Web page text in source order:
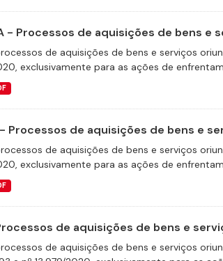
- Processos de aquisições de bens e
de aquisições de bens e serviços
exclusivamente para as ações de
- Processos de aquisições de bens e
de aquisições de bens e serviços
exclusivamente para as ações de
de aquisições de bens e
de aquisições de bens e serviços